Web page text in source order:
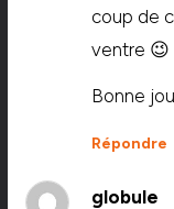
coup de
ventre 😉
Bonne
Répondre
globule